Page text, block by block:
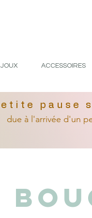
ACCESSOIRES
pause
due à l'arrivée d'un